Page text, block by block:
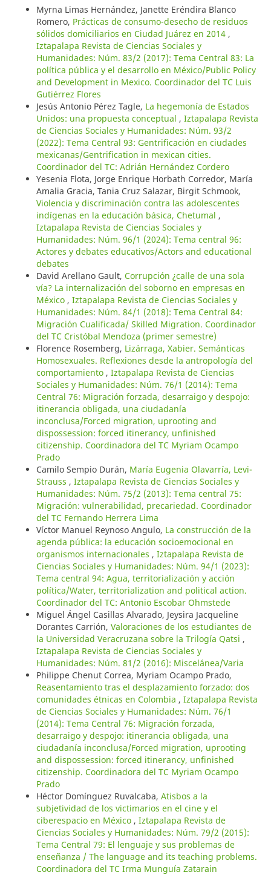
Myrna Limas Hernández, Janette Eréndira Blanco
Romero, Prácticas de consumo-desecho de residuos
sólidos domiciliarios en Ciudad Juárez en 2014 ,
Iztapalapa Revista de Ciencias Sociales y
Humanidades: Núm. 83/2 (2017): Tema Central 83: La
política pública y el desarrollo en México/Public Policy
and Development in Mexico. Coordinador del TC Luis
Gutiérrez Flores
Jesús Antonio Pérez Tagle, La hegemonía de Estados
Unidos: una propuesta conceptual , Iztapalapa Revista
de Ciencias Sociales y Humanidades: Núm. 93/2
(2022): Tema Central 93: Gentrificación en ciudades
mexicanas/Gentrification in mexican cities.
Coordinador del TC: Adrián Hernández Cordero
Yesenia Flota, Jorge Enrique Horbath Corredor, María
Amalia Gracia, Tania Cruz Salazar, Birgit Schmook,
Violencia y discriminación contra las adolescentes
indígenas en la educación básica, Chetumal ,
Iztapalapa Revista de Ciencias Sociales y
Humanidades: Núm. 96/1 (2024): Tema central 96:
Actores y debates educativos/Actors and educational
debates
David Arellano Gault, Corrupción ¿calle de una sola
vía? La internalización del soborno en empresas en
México , Iztapalapa Revista de Ciencias Sociales y
Humanidades: Núm. 84/1 (2018): Tema Central 84:
Migración Cualificada/ Skilled Migration. Coordinador
del TC Cristóbal Mendoza (primer semestre)
Florence Rosemberg, Lizárraga, Xabier. Semánticas
Homosexuales. Reflexiones desde la antropología del
comportamiento , Iztapalapa Revista de Ciencias
Sociales y Humanidades: Núm. 76/1 (2014): Tema
Central 76: Migración forzada, desarraigo y despojo:
itinerancia obligada, una ciudadanía
inconclusa/Forced migration, uprooting and
dispossession: forced itinerancy, unfinished
citizenship. Coordinadora del TC Myriam Ocampo
Prado
Camilo Sempio Durán, María Eugenia Olavarría, Levi-
Strauss , Iztapalapa Revista de Ciencias Sociales y
Humanidades: Núm. 75/2 (2013): Tema central 75:
Migración: vulnerabilidad, precariedad. Coordinador
del TC Fernando Herrera Lima
Víctor Manuel Reynoso Angulo, La construcción de la
agenda pública: la educación socioemocional en
organismos internacionales , Iztapalapa Revista de
Ciencias Sociales y Humanidades: Núm. 94/1 (2023):
Tema central 94: Agua, territorialización y acción
política/Water, territorialization and political action.
Coordinador del TC: Antonio Escobar Ohmstede
Miguel Ángel Casillas Alvarado, Jeysira Jacqueline
Dorantes Carrión, Valoraciones de los estudiantes de
la Universidad Veracruzana sobre la Trilogía Qatsi ,
Iztapalapa Revista de Ciencias Sociales y
Humanidades: Núm. 81/2 (2016): Miscelánea/Varia
Philippe Chenut Correa, Myriam Ocampo Prado,
Reasentamiento tras el desplazamiento forzado: dos
comunidades étnicas en Colombia , Iztapalapa Revista
de Ciencias Sociales y Humanidades: Núm. 76/1
(2014): Tema Central 76: Migración forzada,
desarraigo y despojo: itinerancia obligada, una
ciudadanía inconclusa/Forced migration, uprooting
and dispossession: forced itinerancy, unfinished
citizenship. Coordinadora del TC Myriam Ocampo
Prado
Héctor Domínguez Ruvalcaba, Atisbos a la
subjetividad de los victimarios en el cine y el
ciberespacio en México , Iztapalapa Revista de
Ciencias Sociales y Humanidades: Núm. 79/2 (2015):
Tema Central 79: El lenguaje y sus problemas de
enseñanza / The language and its teaching problems.
Coordinadora del TC Irma Munguía Zatarain